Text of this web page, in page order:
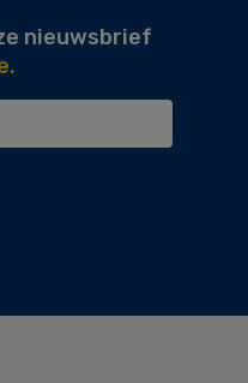
nieuwsbrief